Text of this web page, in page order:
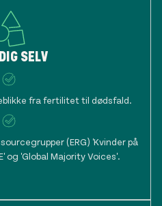
SELV
fra fertilitet til dødsfald.
(ERG) 'Kvinder på
og 'Global Majority Voices'.